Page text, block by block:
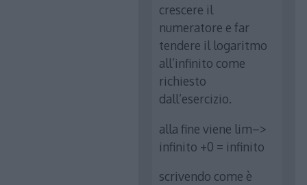
crescere il
numeratore e far
tendere il logaritmo
all’infinito come
richiesto
dall’esercizio.
alla fine viene lim–>
infinito +0 = infinito
scrivendo come è